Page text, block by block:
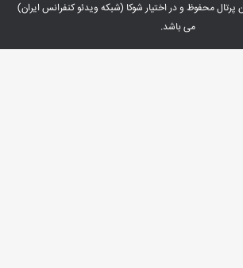
این پرتال محفوظ و در اختیار شوکا (شبکه ویدئو کنفرانس ایران)
می باشد.